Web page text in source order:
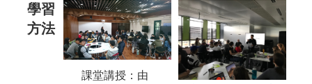
學習
方法
課堂講授：由
團隊學習：透